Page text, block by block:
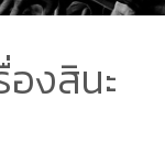
งสินะ